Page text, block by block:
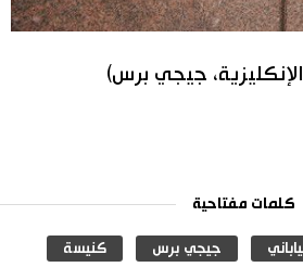
جيجي برس)
كلمات مفتاحية
جيجي برس كنيسة